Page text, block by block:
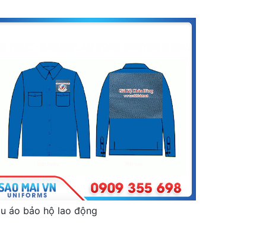
áo bảo hộ lao động